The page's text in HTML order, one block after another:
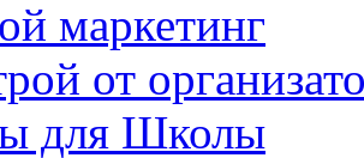
маркетинг
от
для Школы